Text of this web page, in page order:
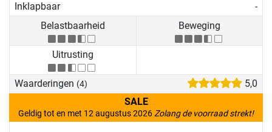
Inklapbaar
-
Belastbaarheid
Beweging
Uitrusting
Waarderingen (4)
5,0
SALE
Geldig tot en met 12 augustus 2026Zolang de voorraad strekt!